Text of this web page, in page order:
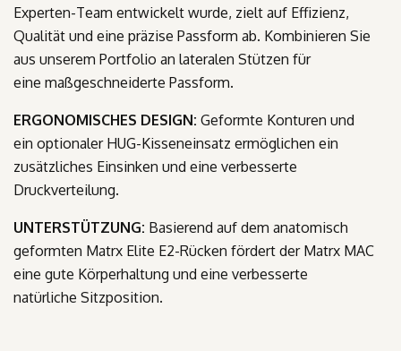
Experten-Team entwickelt wurde, zielt auf Effizienz,
Qualität und eine präzise Passform ab. Kombinieren Sie
aus unserem Portfolio an lateralen Stützen für
eine maßgeschneiderte Passform.
ERGONOMISCHES DESIGN: Geformte Konturen und
ein optionaler HUG-Kisseneinsatz ermöglichen ein
zusätzliches Einsinken und eine verbesserte
Druckverteilung.
UNTERSTÜTZUNG: Basierend auf dem anatomisch
geformten Matrx Elite E2-Rücken fördert der Matrx MAC
eine gute Körperhaltung und eine verbesserte
natürliche Sitzposition.